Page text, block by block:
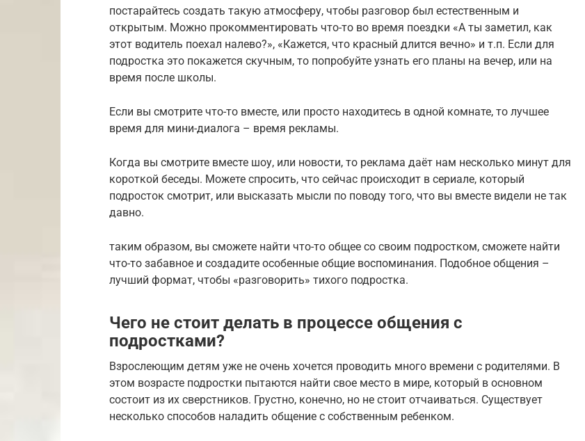
постарайтесь создать такую атмосферу, чтобы разговор был естественным и
открытым. Можно прокомментировать что-то во время поездки «А ты заметил, как
этот водитель поехал налево?», «Кажется, что красный длится вечно» и т.п. Если для
подростка это покажется скучным, то попробуйте узнать его планы на вечер, или на
время после школы.
Если вы смотрите что-то вместе, или просто находитесь в одной комнате, то лучшее
время для мини-диалога – время рекламы.
Когда вы смотрите вместе шоу, или новости, то реклама даёт нам несколько минут для
короткой беседы. Можете спросить, что сейчас происходит в сериале, который
подросток смотрит, или высказать мысли по поводу того, что вы вместе видели не так
давно.
таким образом, вы сможете найти что-то общее со своим подростком, сможете найти
что-то забавное и создадите особенные общие воспоминания. Подобное общения –
лучший формат, чтобы «разговорить» тихого подростка.
Чего не стоит делать в процессе общения с
подростками?
Взрослеющим детям уже не очень хочется проводить много времени с родителями. В
этом возрасте подростки пытаются найти свое место в мире, который в основном
состоит из их сверстников. Грустно, конечно, но не стоит отчаиваться. Существует
несколько способов наладить общение с собственным ребенком.